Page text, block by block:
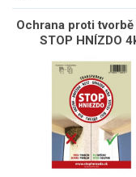
Ochrana proti
STOP HNÍZDO